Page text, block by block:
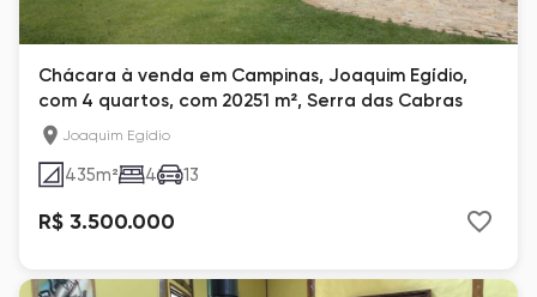
Chácara à venda em Campinas, Joaquim Egídio,
com 4 quartos, com 20251 m², Serra das Cabras
Joaquim Egídio
435m² 4 13
R$ 3.500.000